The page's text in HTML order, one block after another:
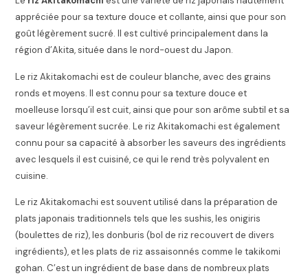
appréciée pour sa texture douce et collante, ainsi que pour son
goût légèrement sucré. Il est cultivé principalement dans la
région d’Akita, située dans le nord-ouest du Japon.
Le riz Akitakomachi est de couleur blanche, avec des grains
ronds et moyens. Il est connu pour sa texture douce et
moelleuse lorsqu’il est cuit, ainsi que pour son arôme subtil et sa
saveur légèrement sucrée. Le riz Akitakomachi est également
connu pour sa capacité à absorber les saveurs des ingrédients
avec lesquels il est cuisiné, ce qui le rend très polyvalent en
cuisine.
Le riz Akitakomachi est souvent utilisé dans la préparation de
plats japonais traditionnels tels que les sushis, les onigiris
(boulettes de riz), les donburis (bol de riz recouvert de divers
ingrédients), et les plats de riz assaisonnés comme le takikomi
gohan. C’est un ingrédient de base dans de nombreux plats